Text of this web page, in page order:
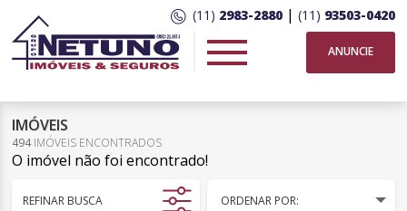
(11) 2983-2880| (11) 93503-0420
ANUNCIE
IMÓVEIS
494IMÓVEIS ENCONTRADOS
O imóvel não foi encontrado!
REFINAR BUSCA ORDENAR POR: